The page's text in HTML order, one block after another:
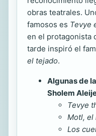
obras teatrales.
famosos es Tevye
en el protagonista
tarde inspiró el
el tejado.
Algunas de
Sholem
Tevye
Motl, el
Los